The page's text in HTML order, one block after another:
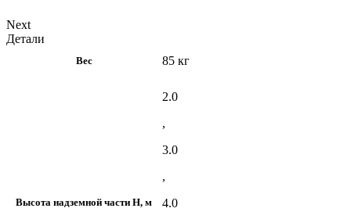
Next
Детали
Вес 85 кг
Высота надземной части H, м
2.0
,
3.0
,
4.0